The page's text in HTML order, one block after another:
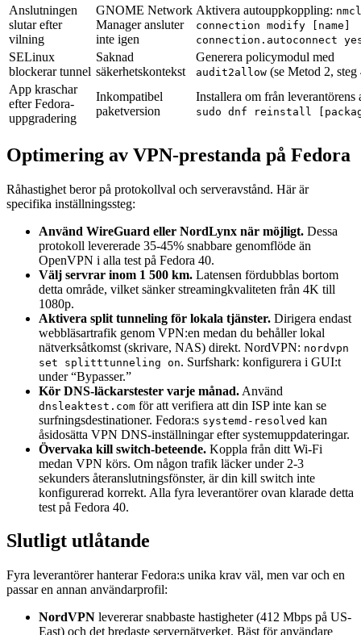
Anslutningen
slutar efter
vilning
GNOME Network
Manager ansluter
inte igen
Aktivera autouppkoppling:
connection modify [name]
connection.autoconnect
SELinux
blockerar tunnel
Saknad
säkerhetskontekst
Generera policymodul med
audit2allow (se Metod 2, steg
App kraschar
efter Fedora-
uppgradering
Inkompatibel
paketversion
Installera om från leverantörens
sudo dnf reinstall
Optimering av VPN-prestanda på Fedora
Råhastighet beror på protokollval och serveravstånd. Här är
specifika inställningssteg:
Använd WireGuard eller NordLynx när möjligt. Dessa
protokoll levererade 35-45% snabbare genomflöde än
OpenVPN i alla test på Fedora 40.
Välj servrar inom 1 500 km. Latensen fördubblas bortom
detta område, vilket sänker streamingkvaliteten från 4K till
1080p.
Aktivera split tunneling för lokala tjänster. Dirigera endast
webbläsartrafik genom VPN:en medan du behåller lokal
nätverksåtkomst (skrivare, NAS) direkt. NordVPN: nordvpn
set splitttunneling on. Surfshark: konfigurera i GUI:t
under “Bypasser.”
Kör DNS-läckarstester varje månad. Använd
dnsleaktest.com för att verifiera att din ISP inte kan se
surfningsdestinationer. Fedora:s systemd-resolved kan
åsidosätta VPN DNS-inställningar efter systemuppdateringar.
Övervaka kill switch-beteende. Koppla från ditt Wi-Fi
medan VPN körs. Om någon trafik läcker under 2-3
sekunders återanslutningsfönster, är din kill switch inte
konfigurerad korrekt. Alla fyra leverantörer ovan klarade detta
test på Fedora 40.
Slutligt utlåtande
Fyra leverantörer hanterar Fedora:s unika krav väl, men var och en
passar en annan användarprofil:
NordVPN levererar snabbaste hastigheter (412 Mbps på US-
East) och det bredaste servernätverket. Bäst för användare